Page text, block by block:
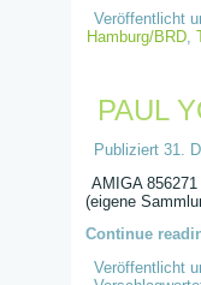
Veröffentlicht
Hamburg/BRD,
PAUL
Publiziert 31.
AMIGA 856271
(eigene
Continue
Veröffentlicht